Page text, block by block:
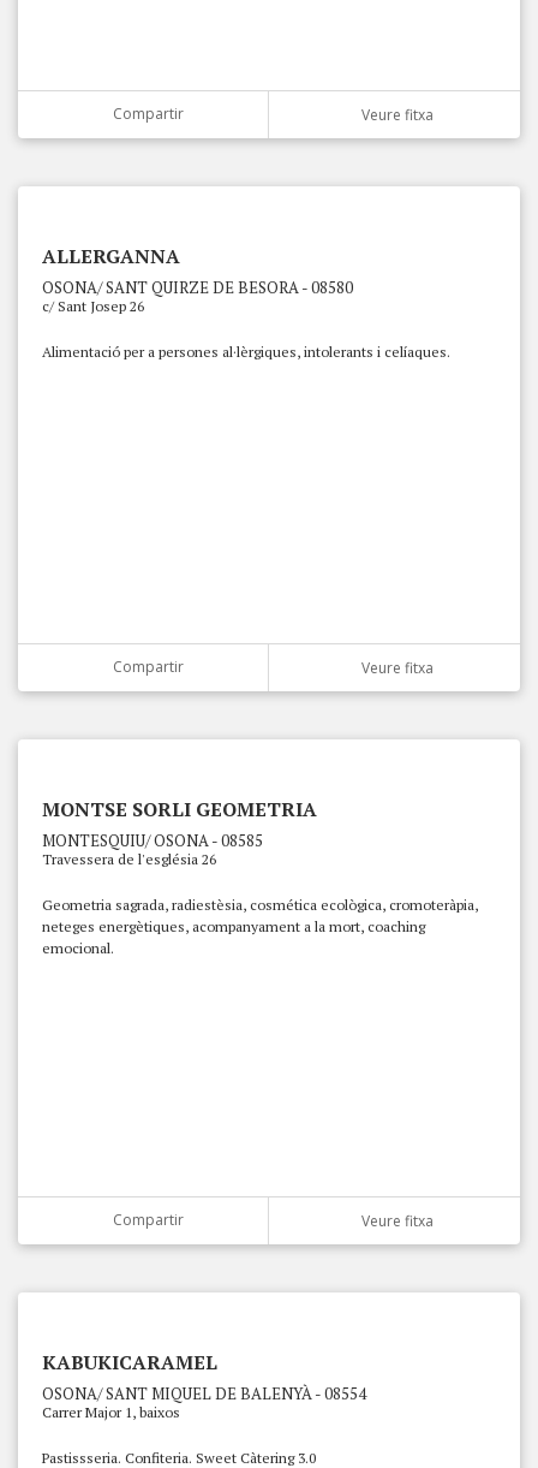
Compartir Veure fitxa
ALLERGANNA
OSONA/ SANT QUIRZE DE BESORA - 08580
c/ Sant Josep 26
Alimentació per a persones al·lèrgiques, intolerants i celíaques.
Compartir Veure fitxa
MONTSE SORLI GEOMETRIA
MONTESQUIU/ OSONA - 08585
Travessera de l'església 26
Geometria sagrada, radiestèsia, cosmética ecològica, cromoteràpia,
neteges energètiques, acompanyament a la mort, coaching
emocional.
Compartir Veure fitxa
KABUKICARAMEL
OSONA/ SANT MIQUEL DE BALENYÀ - 08554
Carrer Major 1, baixos
Pastissseria. Confiteria. Sweet Càtering 3.0